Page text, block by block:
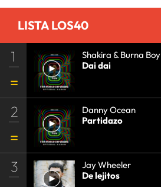
LISTA LOS40
1
Shakira & Burna Boy
Dai dai
2
Danny Ocean
Partidazo
3
Jay Wheeler
De lejitos